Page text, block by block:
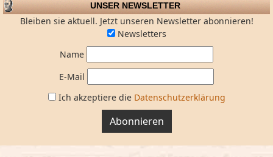
UNSER NEWSLETTER
Bleiben sie aktuell. Jetzt unseren Newsletter abonnieren!
Newsletters
Name
E-Mail
Ich akzeptiere die Datenschutzerklärung
Abonnieren